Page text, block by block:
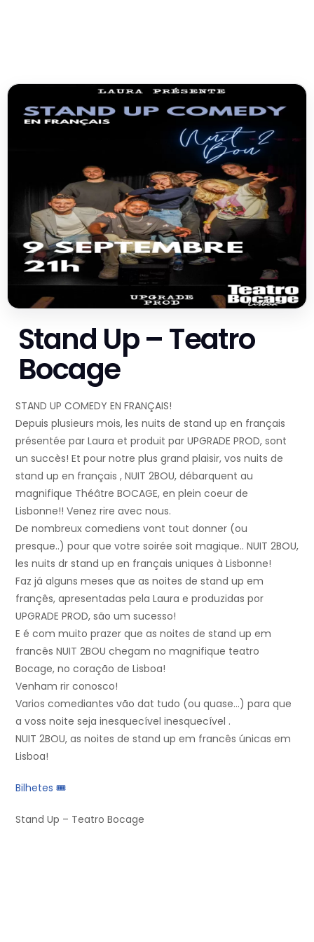
Stand Up – Teatro
Bocage
STAND UP COMEDY EN FRANÇAIS!
Depuis plusieurs mois, les nuits de stand up en français
présentée par Laura et produit par UPGRADE PROD, sont
un succès! Et pour notre plus grand plaisir, vos nuits de
stand up en français , NUIT 2BOU, débarquent au
magnifique Théâtre BOCAGE, en plein coeur de
Lisbonne!! Venez rire avec nous.
De nombreux comediens vont tout donner (ou
presque..) pour que votre soirée soit magique.. NUIT 2BOU,
les nuits dr stand up en français uniques à Lisbonne!
Faz já alguns meses que as noites de stand up em
françês, apresentadas pela Laura e produzidas por
UPGRADE PROD, são um sucesso!
E é com muito prazer que as noites de stand up em
francês NUIT 2BOU chegam no magnifique teatro
Bocage, no coração de Lisboa!
Venham rir conosco!
Varios comediantes vão dat tudo (ou quase…) para que
a voss noite seja inesquecível inesquecível .
NUIT 2BOU, as noites de stand up em francês únicas em
Lisboa!
Bilhetes 🎟
Stand Up – Teatro Bocage